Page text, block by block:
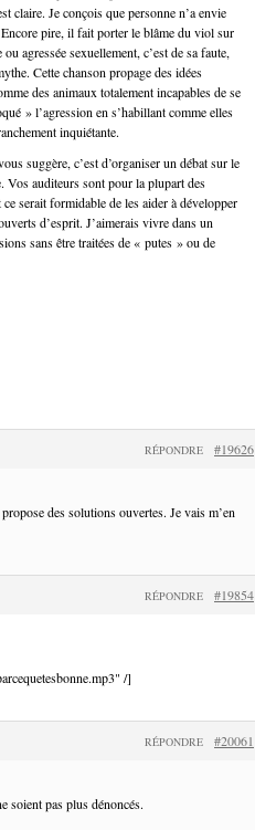
claire. Je conçois que personne n’a envie
pire, il fait porter le blâme du viol sur
agressée sexuellement, c’est de sa faute,
Cette chanson propage des idées
des animaux totalement incapables de se
» l’agression en s’habillant comme elles
inquiétante.
suggère, c’est d’organiser un débat sur le
Vos auditeurs sont pour la plupart des
serait formidable de les aider à développer
d’esprit. J’aimerais vivre dans un
sans être traitées de « putes » ou de
#19626
RÉPONDRE
des solutions ouvertes. Je vais m’en
#19854
RÉPONDRE
/]
#20061
RÉPONDRE
soient pas plus dénoncés.